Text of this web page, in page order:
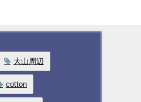
大山周辺
cotton